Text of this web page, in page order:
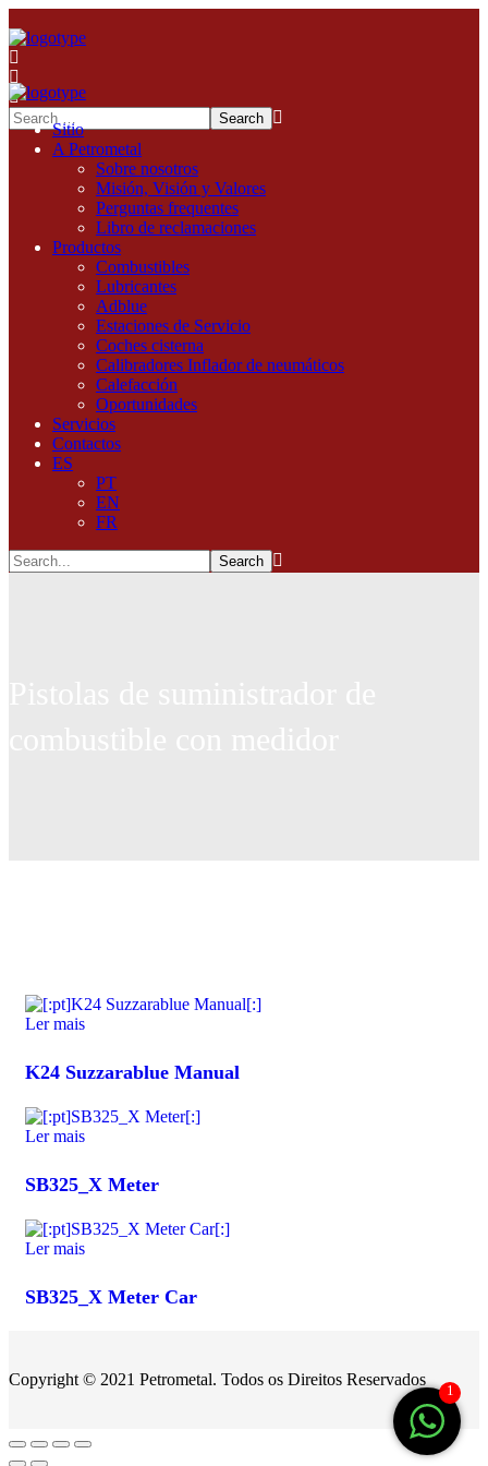
Sitio
A Petrometal
Sobre nosotros
Misión, Visión y Valores
Perguntas frequentes
Libro de reclamaciones
Productos
Combustibles
Lubricantes
Adblue
Estaciones de Servicio
Coches cisterna
Calibradores Inflador de neumáticos
Calefacción
Oportunidades
Servicios
Contactos
ES
PT
EN
FR
Ler mais
K24 Suzzarablue Manual
Ler mais
SB325_X Meter
Ler mais
SB325_X Meter Car
Copyright © 2021 Petrometal. Todos os Direitos Reservados
1